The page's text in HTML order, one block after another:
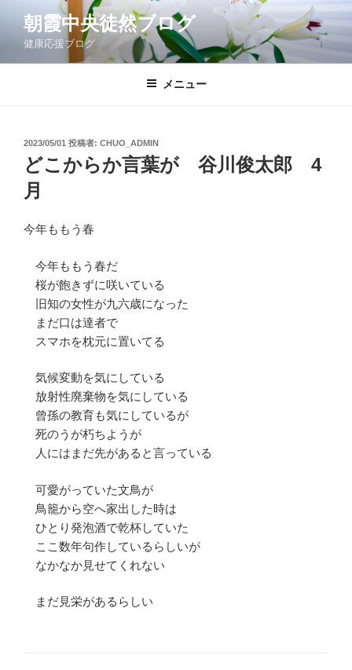
ン
朝霞中央徒然ブログ
健康応援ブログ
メニュー
投
稿
日:
2023/05/01 投稿者: CHUO_ADMIN
どこからか言葉が 谷川俊太郎 4
月
今年ももう春
今年ももう春だ
桜が飽きずに咲いている
旧知の女性が九六歳になった
まだ口は達者で
スマホを枕元に置いてる
気候変動を気にしている
放射性廃棄物を気にしている
曾孫の教育も気にしているが
死のうが朽ちようが
人にはまだ先があると言っている
可愛がっていた文鳥が
鳥籠から空へ家出した時は
ひとり発泡酒で乾杯していた
ここ数年句作しているらしいが
なかなか見せてくれない
まだ見栄があるらしい